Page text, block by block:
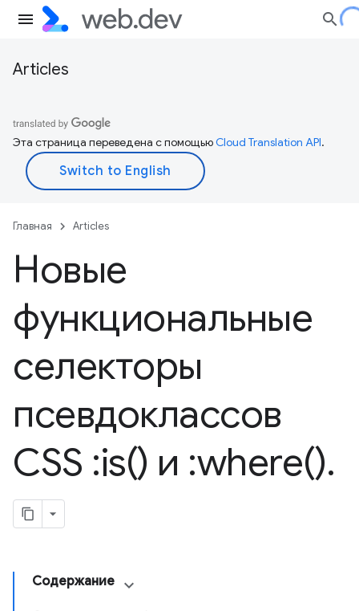
Articles
Эта страница переведена с помощьюCloud Translation API.
Главная Articles
Новые
функциональные
селекторы
псевдоклассов
CSS :is() и :where().
Содержание